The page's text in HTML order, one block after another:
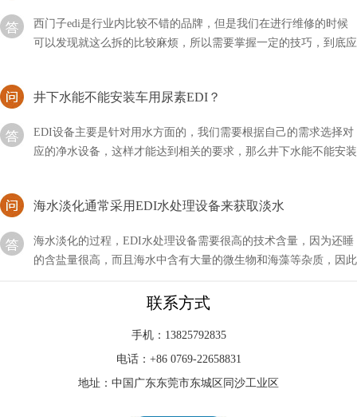
可以发现就这么拆的比较麻烦，所以需要掌握一定的技巧，到底应
该如何拆解西门子EDI呢？
应的净水设备，这样才能达到相关的要求，那么井下水能不能安装
车用尿素EDI呢？
的含盐量很高，而且海水中含有大量的微生物和海藻等杂质，因此
我们通常使用蒸馏法和反渗透法相结合，来获取淡水
EDI水处理设备主要是针对水中含有大量的氟元素进行
EDI水处理设备主要是针对水中含有大量的氟元素进行过滤去除的
除氟设备，即可清除干净水中的氟
联系方式
手机：13825792835
电话：+86 0769-22658831
地址：中国广东东莞市东城区同沙工业区